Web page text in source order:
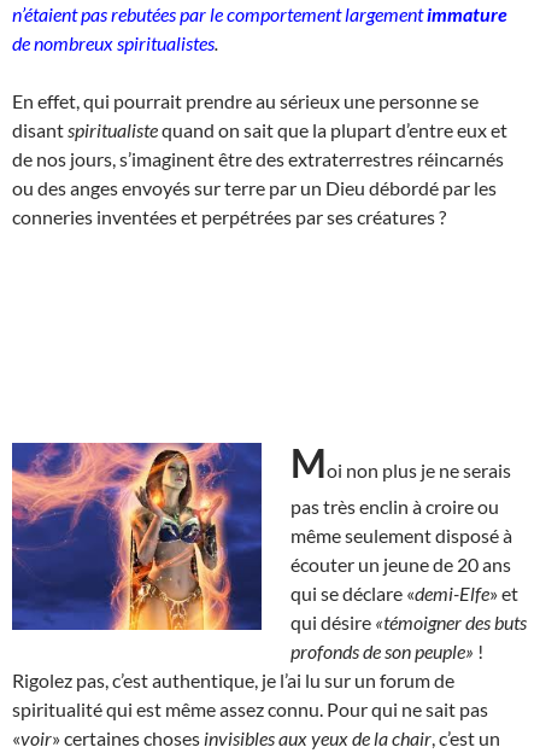
n’étaient pas rebutées par le comportement largementimmature
de nombreux spiritualistes
En effet, qui pourrait prendre au sérieux une personne se
disant spiritualistequand on sait que la plupart d’entre eux et
de nos jours, s’imaginent être des extraterrestres réincarnés
ou des anges envoyés sur terre par un Dieu débordé par les
conneries inventées et perpétrées par ses créatures ?
Moi non plus je ne serais
pas très enclin à croire ou
même seulement disposé à
écouter un jeune de 20 ans
qui se déclare «demi-Elfe» et
qui désire «témoigner des buts
profonds de son peuple» !
Rigolez pas, c’est authentique, je l’ai lu sur un forum de
spiritualité qui est même assez connu. Pour qui ne sait pas
«voir» certaines choses invisibles aux yeux de la chair , c’est un